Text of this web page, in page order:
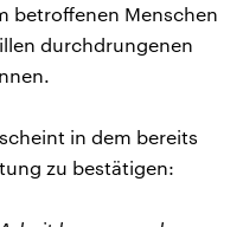
betroffenen Menschen
durchdrungenen
in dem bereits
zu bestätigen: